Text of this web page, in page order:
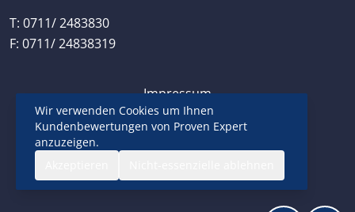
T: 0711/ 2483830
F: 0711/ 24838319
Impressum
Datenschutzerklärung
Wir verwenden Cookies um Ihnen
Kundenbewertungen von Proven Expert
anzuzeigen.